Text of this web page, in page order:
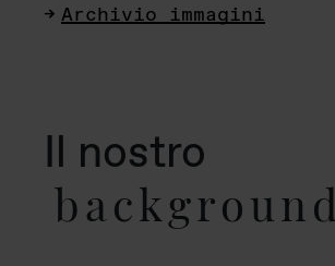
Archivio immagini
Il nostro
background